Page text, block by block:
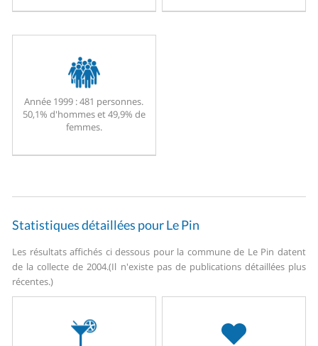
Année 1999 :481 personnes.
50,1% d'hommes et 49,9% de
femmes.
Statistiques détaillées pour Le Pin
Les résultats affichés ci dessous pour la commune de Le Pin datent
de la collecte de 2004.(Il n'existe pas de publications détaillées plus
récentes.)